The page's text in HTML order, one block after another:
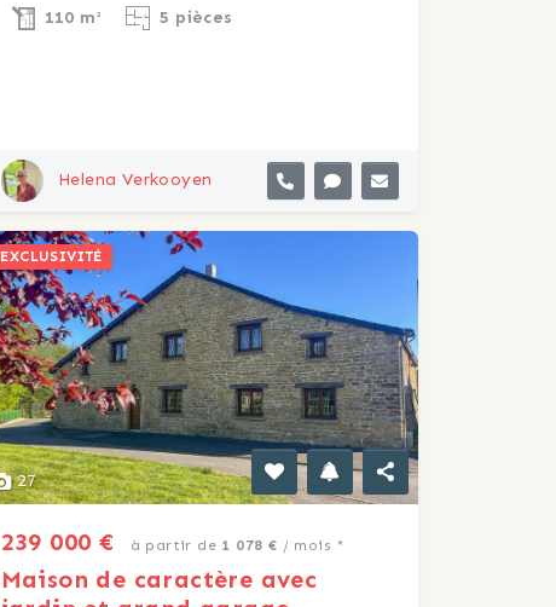
110 m² 5 pièces
Helena Verkooyen
27
EXCLUSIVITÉ
239 000 € à partir de 1 078 € / mois *
Maison de caractère avec